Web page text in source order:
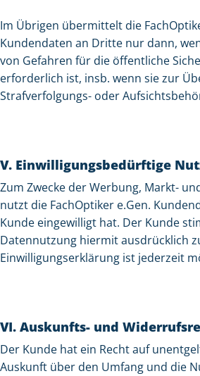
Im Übrigen übermittelt die
Kundendaten an Dritte nur dann,
von Gefahren für die öffentliche
erforderlich ist, insb. wenn sie zur
Strafverfolgungs- oder
V. Einwilligungsbedürftige
Zum Zwecke der Werbung, Markt-
nutzt die FachOptiker e.Gen.
Kunde eingewilligt hat. Der Kunde
Datennutzung hiermit ausdrücklich
Einwilligungserklärung ist jederzeit
VI. Auskunfts- und
Der Kunde hat ein Recht auf
Auskunft über den Umfang und die